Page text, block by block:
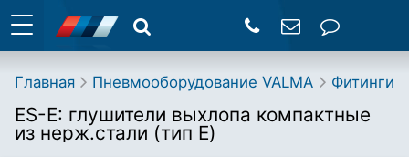
Главная Пневмооборудование VALMA Фитинги
ES-E: глушители выхлопа компактные
из нерж.стали (тип E)